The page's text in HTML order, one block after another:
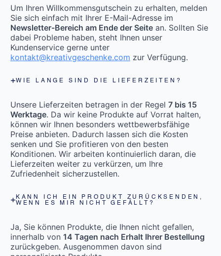
Um Ihren Willkommensgutschein zu erhalten, melden
Sie sich einfach mit Ihrer E-Mail-Adresse im
Newsletter-Bereich am Ende der Seite an. Sollten Sie
dabei Probleme haben, steht Ihnen unser
Kundenservice gerne unter
kontakt@kreativgeschenke.com zur Verfügung.
WIE LANGE SIND DIE LIEFERZEITEN?
Unsere Lieferzeiten betragen in der Regel 7 bis 15
Werktage. Da wir keine Produkte auf Vorrat halten,
können wir Ihnen besonders wettbewerbsfähige
Preise anbieten. Dadurch lassen sich die Kosten
senken und Sie profitieren von den besten
Konditionen. Wir arbeiten kontinuierlich daran, die
Lieferzeiten weiter zu verkürzen, um Ihre
Zufriedenheit sicherzustellen.
KANN ICH EIN PRODUKT ZURÜCKSENDEN,
WENN ES MIR NICHT GEFÄLLT?
Ja, Sie können Produkte, die Ihnen nicht gefallen,
innerhalb von 14 Tagen nach Erhalt Ihrer Bestellung
zurückgeben. Ausgenommen davon sind